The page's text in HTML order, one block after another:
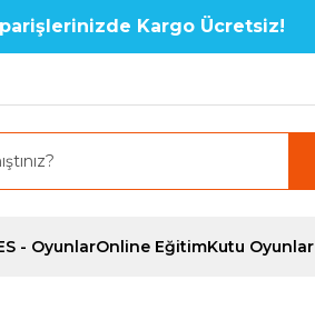
Kargo Ücretsiz!
- OyunlarOnline EğitimKutu Oyunlar